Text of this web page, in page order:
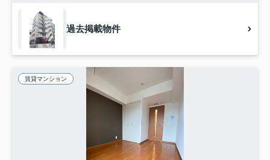
過去掲載物件
賃貸マンション